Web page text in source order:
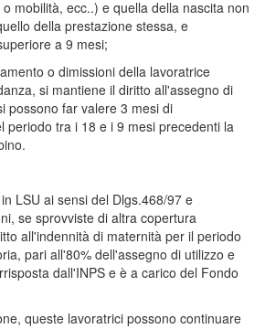
mobilità, ecc..) e quella della nascita non
della prestazione stessa, e
a 9 mesi;
o dimissioni della lavoratrice
si mantiene il diritto all'assegno di
possono far valere 3 mesi di
periodo tra i 18 e i 9 mesi precedenti la
LSU ai sensi del Dlgs.468/97 e
se sprovviste di altra copertura
all'indennità di maternità per il periodo
pari all'80% dell'assegno di utilizzo e
dall'INPS e è a carico del Fondo
queste lavoratrici possono continuare